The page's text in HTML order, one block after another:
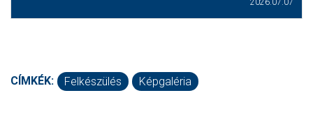
2026.07.07
CÍMKÉK: Felkészülés Képgaléria